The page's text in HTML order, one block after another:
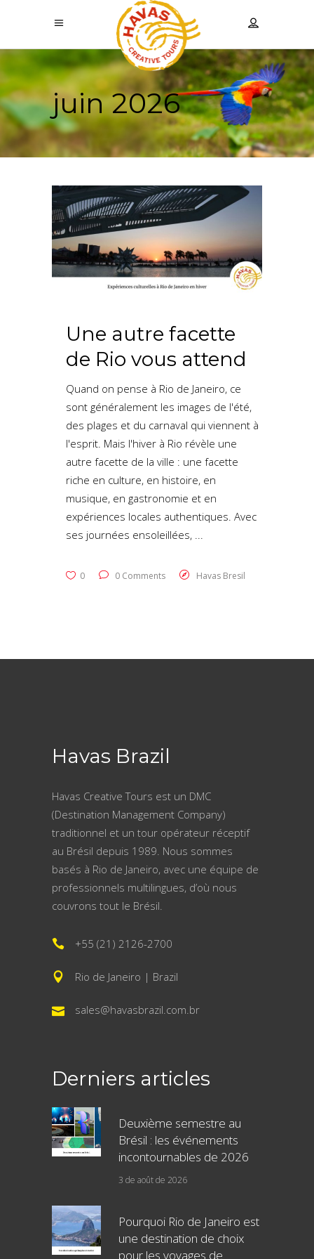
juin 2026
Une autre facette
de Rio vous attend
Quand on pense à Rio de Janeiro, ce
sont généralement les images de l'été,
des plages et du carnaval qui viennent à
l'esprit. Mais l'hiver à Rio révèle une
autre facette de la ville : une facette
riche en culture, en histoire, en
musique, en gastronomie et en
expériences locales authentiques. Avec
ses journées ensoleillées,
0 0 Comments Havas Bresil
Havas Brazil
Havas Creative Tours est un DMC
(Destination Management Company)
traditionnel et un tour opérateur réceptif
au Brésil depuis 1989. Nous sommes
basés à Rio de Janeiro, avec une équipe de
professionnels multilingues, d’où nous
couvrons tout le Brésil.
+55 (21) 2126-2700
Rio de Janeiro | Brazil
sales@havasbrazil.com.br
Derniers articles
Deuxième semestre au
Brésil : les événements
incontournables de 2026
3 de août de 2026
Pourquoi Rio de Janeiro est
une destination de choix
pour les voyages de